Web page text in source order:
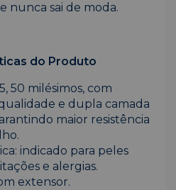
nunca sai de moda.
do Produto
50 milésimos, com
e dupla camada
maior resistência
indicado para peles
e alergias.
extensor.